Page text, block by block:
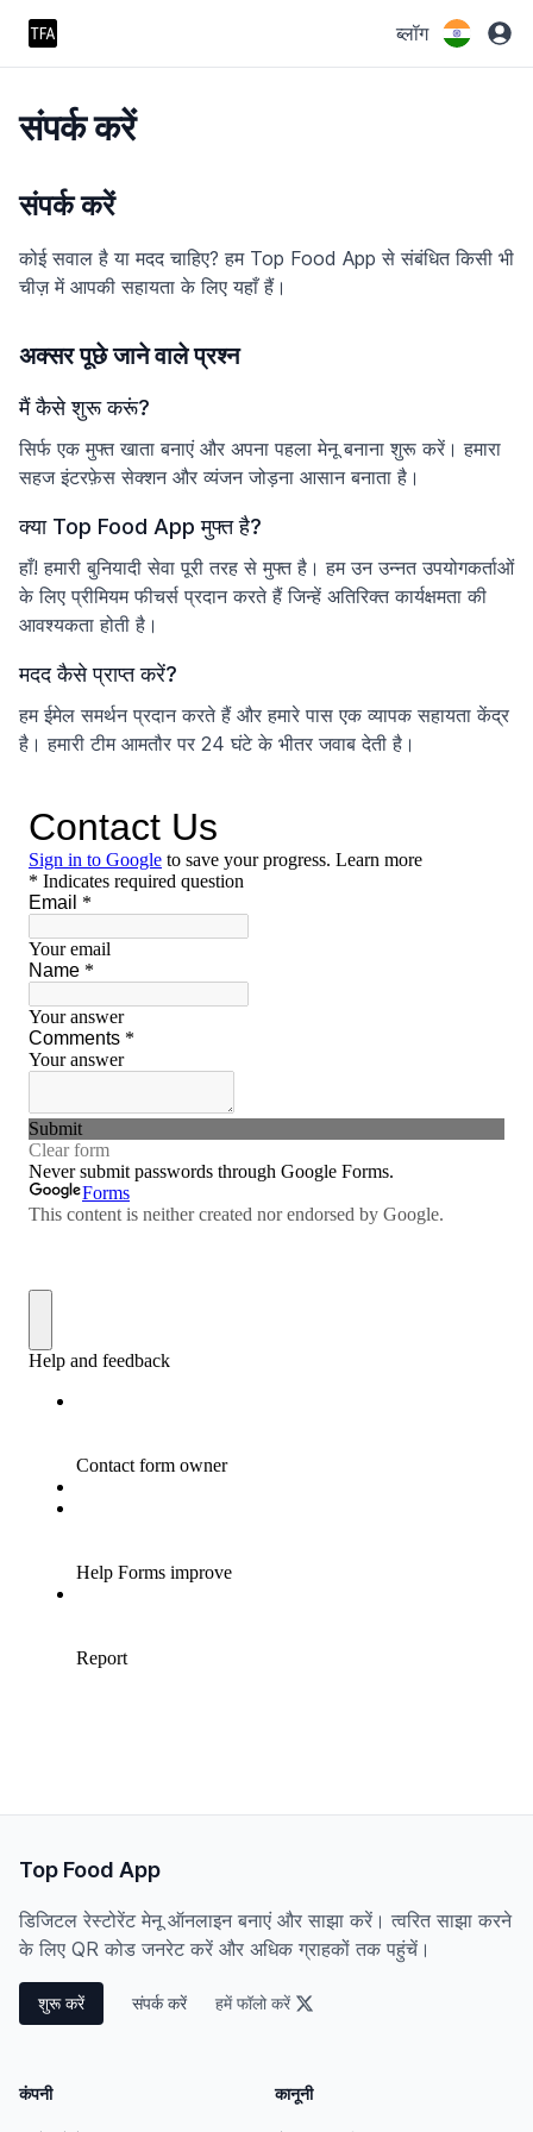
ब्लॉग
संपर्क करें
संपर्क करें
कोई सवाल है या मदद चाहिए? हम Top Food App से संबंधित किसी भी
चीज़ में आपकी सहायता के लिए यहाँ हैं।
अक्सर पूछे जाने वाले प्रश्न
मैं कैसे शुरू करूं?
सिर्फ एक मुफ्त खाता बनाएं और अपना पहला मेनू बनाना शुरू करें। हमारा
सहज इंटरफ़ेस सेक्शन और व्यंजन जोड़ना आसान बनाता है।
क्या Top Food App मुफ्त है?
हाँ! हमारी बुनियादी सेवा पूरी तरह से मुफ्त है। हम उन उन्नत उपयोगकर्ताओं
के लिए प्रीमियम फीचर्स प्रदान करते हैं जिन्हें अतिरिक्त कार्यक्षमता की
आवश्यकता होती है।
मदद कैसे प्राप्त करें?
हम ईमेल समर्थन प्रदान करते हैं और हमारे पास एक व्यापक सहायता केंद्र
है। हमारी टीम आमतौर पर 24 घंटे के भीतर जवाब देती है।
Top Food App
डिजिटल रेस्टोरेंट मेनू ऑनलाइन बनाएं और साझा करें। त्वरित साझा करने
के लिए QR कोड जनरेट करें और अधिक ग्राहकों तक पहुंचें।
शुरू करें संपर्क करें हमें फॉलो करें
कंपनी कानूनी